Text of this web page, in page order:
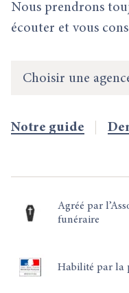
Nous prendrons
écouter et vous
Choisir une
Notre guide
Agréé par
funéraire
Habilité par la